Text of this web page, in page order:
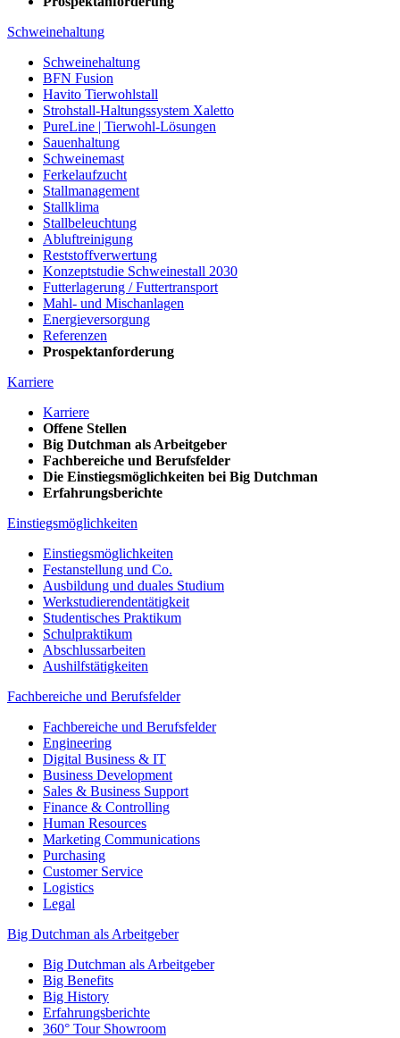
Schweinehaltung
Schweinehaltung
BFN Fusion
Havito Tierwohlstall
Strohstall-Haltungssystem Xaletto
PureLine | Tierwohl-Lösungen
Sauenhaltung
Schweinemast
Ferkelaufzucht
Stallmanagement
Stallklima
Stallbeleuchtung
Abluftreinigung
Reststoffverwertung
Konzeptstudie Schweinestall 2030
Futterlagerung / Futtertransport
Mahl- und Mischanlagen
Energieversorgung
Referenzen
Prospektanforderung
Karriere
Karriere
Offene Stellen
Big Dutchman als Arbeitgeber
Fachbereiche und Berufsfelder
Die Einstiegsmöglichkeiten bei Big Dutchman
Erfahrungsberichte
Einstiegsmöglichkeiten
Einstiegsmöglichkeiten
Festanstellung und Co.
Ausbildung und duales Studium
Werkstudierendentätigkeit
Studentisches Praktikum
Schulpraktikum
Abschlussarbeiten
Aushilfstätigkeiten
Fachbereiche und Berufsfelder
Fachbereiche und Berufsfelder
Engineering
Digital Business & IT
Business Development
Sales & Business Support
Finance & Controlling
Human Resources
Marketing Communications
Purchasing
Customer Service
Logistics
Legal
Big Dutchman als Arbeitgeber
Big Dutchman als Arbeitgeber
Big Benefits
Big History
Erfahrungsberichte
360° Tour Showroom